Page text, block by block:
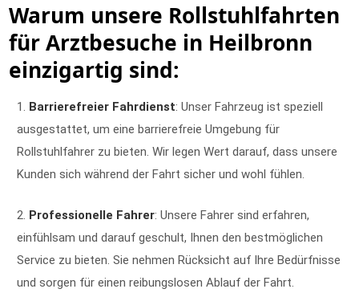
Warum unsere Rollstuhlfahrten
für Arztbesuche in Heilbronn
einzigartig sind:
Barrierefreier Fahrdienst: Unser Fahrzeug ist speziell
ausgestattet, um eine barrierefreie Umgebung für
Rollstuhlfahrer zu bieten. Wir legen Wert darauf, dass unsere
Kunden sich während der Fahrt sicher und wohl fühlen.
Professionelle Fahrer: Unsere Fahrer sind erfahren,
einfühlsam und darauf geschult, Ihnen den bestmöglichen
Service zu bieten. Sie nehmen Rücksicht auf Ihre Bedürfnisse
und sorgen für einen reibungslosen Ablauf der Fahrt.